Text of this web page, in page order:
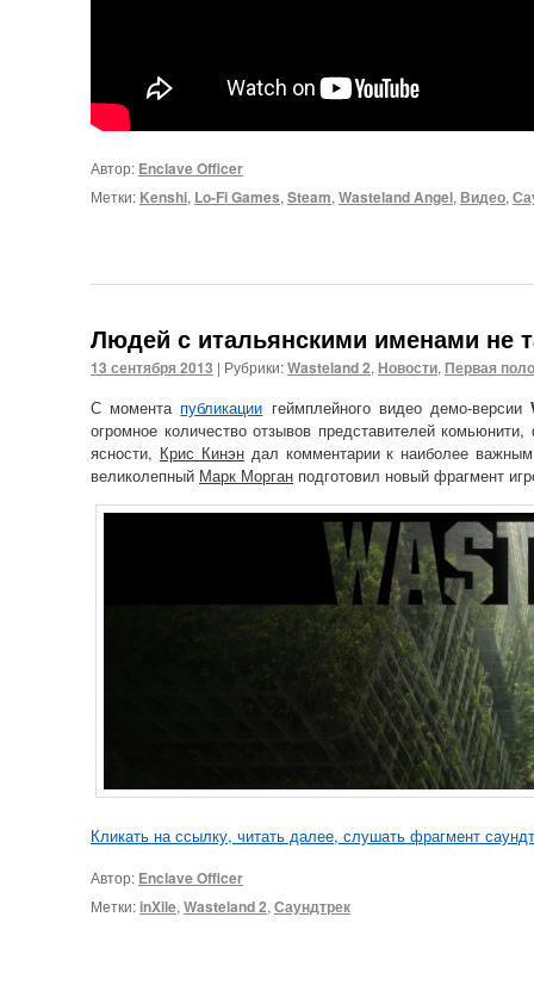
Автор: Enclave Officer
Метки: Kenshi, Lo-Fi Games, Steam, Wasteland Angel, Видео,
Людей с итальянскими именами не
13 сентября 2013 | Рубрики:Wasteland 2, Новости, Первая
С моментапубликации геймплейного видео демо-версии
огромное количество отзывов представителей
ясности, Крис Кинэндал комментарии к наиболее
великолепный Марк Морган подготовил новый фрагмент
Кликать на ссылку, читать далее, слушать фрагмент
Автор: Enclave Officer
Метки:inXile, Wasteland 2, Саундтрек